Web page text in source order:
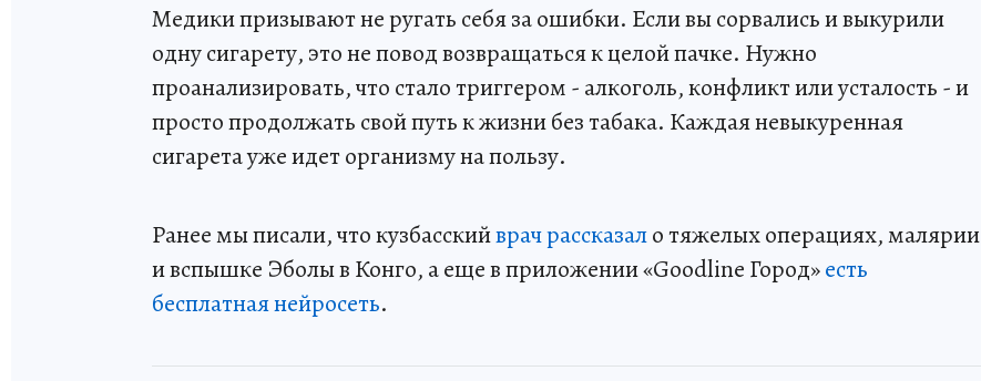
Медики призывают не ругать себя за ошибки. Если вы сорвались и выкурили
одну сигарету, это не повод возвращаться к целой пачке. Нужно
проанализировать, что стало триггером - алкоголь, конфликт или усталость - и
просто продолжать свой путь к жизни без табака. Каждая невыкуренная
сигарета уже идет организму на пользу.
Ранее мы писали, что кузбасскийврач рассказало тяжелых операциях, малярии
и вспышке Эболы в Конго, а еще в приложении «Goodline Город»есть
бесплатная нейросеть.